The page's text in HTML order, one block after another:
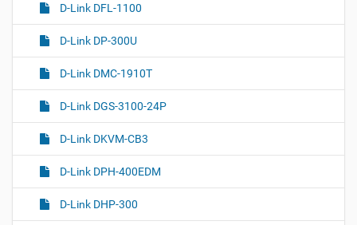
D-Link DFL-1100
D-Link DP-300U
D-Link DMC-1910T
D-Link DGS-3100-24P
D-Link DKVM-CB3
D-Link DPH-400EDM
D-Link DHP-300